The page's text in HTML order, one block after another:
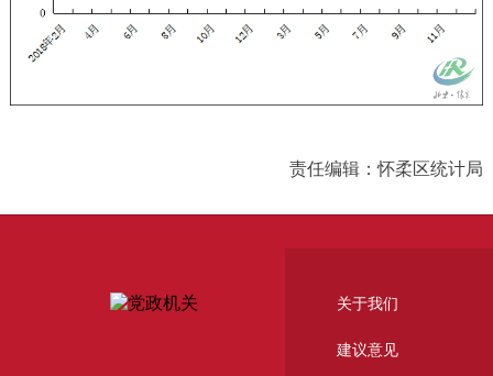
责任编辑：怀柔区统计局
关于我们
建议意见